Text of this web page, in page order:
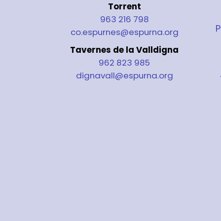
Torrent
963 216 798
co.espurnes@espurna.org
Tavernes de la Valldigna
962 823 985
dignavall@espurna.org